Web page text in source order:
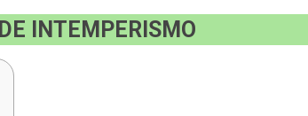
INTEMPERISMO